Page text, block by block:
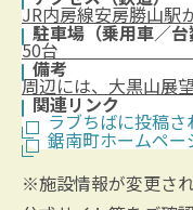
JR内房線安房勝山駅
駐車場（乗用車／台
50台
備考
周辺には、大黒山展
関連リンク
ラブちばに投稿
鋸南町ホームペー
※施設情報が変更さ